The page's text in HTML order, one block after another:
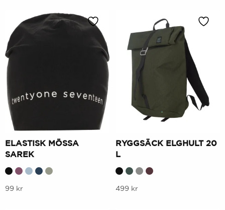
ELASTISK MÖSSA
SAREK
Denna
99 kr
RYGGSÄCK ELGHULT 20
L
Denna
499 kr